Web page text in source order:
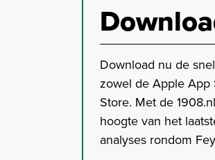
Download nu de
zowel de Apple App
Store. Met de
hoogte van het
analyses rondom